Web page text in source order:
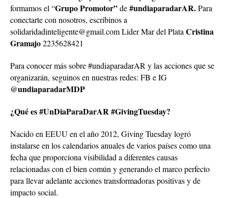
formamos el “Grupo Promotor”de#undiaparadarAR.Para
conectarte con nosotros, escribinos a
solidaridadinteligente@gmail.com Lider Mar del Plata Cristina
Gramajo2235628421
Para conocer más sobre #undiaparadarAR y las acciones que se
organizarán, seguinos en nuestras redes: FB e IG
@undiaparadarMDP
¿Qué es #UnDiaParaDarAR #GivingTuesday?
Nacido en EEUU en el año 2012, Giving Tuesday logró
instalarse en los calendarios anuales de varios países como una
fecha que proporciona visibilidad a diferentes causas
relacionadas con el bien común y generando el marco perfecto
para llevar adelante acciones transformadoras positivas y de
impacto social.